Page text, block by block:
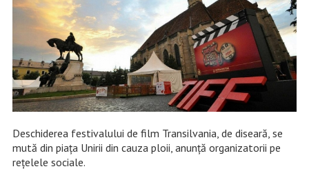
Deschiderea festivalului de film Transilvania, de diseară, se
mută din piața Unirii din cauza ploii, anunță organizatorii pe
rețelele sociale.